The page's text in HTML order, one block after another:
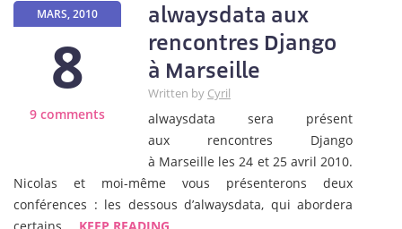
MARS, 2010
8
9 comments
alwaysdata aux
rencontres Django
à Marseille
Written by Cyril
alwaysdata sera présent
aux rencontres Django
à Marseille les 24 et 25 avril 2010.
Nicolas et moi-même vous présenterons deux
conférences : les dessous d’alwaysdata, qui abordera